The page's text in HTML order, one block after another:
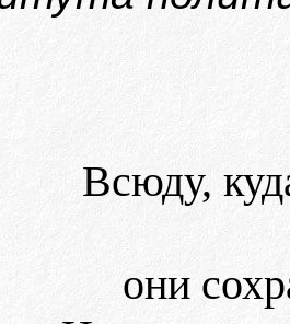
Всюду,
они